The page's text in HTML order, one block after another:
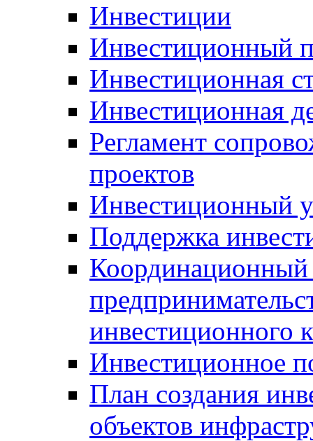
Инвестиции
Инвестиционный
Инвестиционная
Инвестиционная
Регламент
проектов
Инвестиционный
Поддержка
Координационный
инвестиционного
Инвестиционное
План создания
объектов